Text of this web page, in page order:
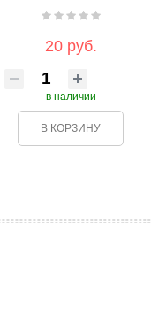
20 руб.
в наличии
В КОРЗИНУ